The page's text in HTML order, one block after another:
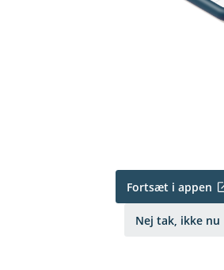
Fortsæt i appen
Nej tak, ikke nu